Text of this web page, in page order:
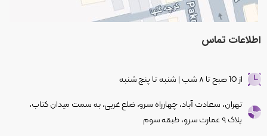
اطلاعات تماس
از 10 صبح تا ۸ شب | شنبه تا پنج شنبه
تهران، سعادت آباد، چهار‌راه سرو، ضلع غربی، به سمت میدان کتاب،
پلاک ۹ عمارت سرو، طبقه سوم